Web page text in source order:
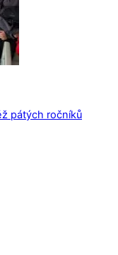
pátých ročníků